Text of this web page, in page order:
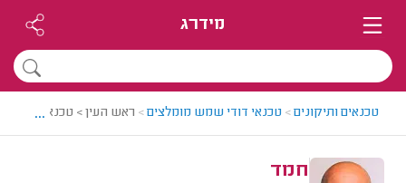
מידרג
טכנאים ותיקונים> טכנאי דודי שמש מומלצים> ראש העין > טכנאי דודי
...
חמד